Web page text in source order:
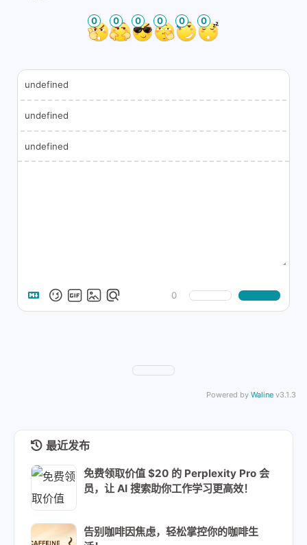
0 0 0 0 0 0
undefined
undefined
undefined
0
Powered by Waline v3.1.3
最近发布
免费领取价值 $20 的 Perplexity Pro 会
员，让 AI 搜索助你工作学习更高效！
告别咖啡因焦虑，轻松掌控你的咖啡生